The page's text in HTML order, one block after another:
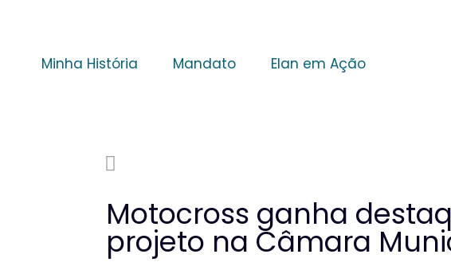
Minha História Mandato Elan em Ação
Motocross ganha
projeto na Câmara